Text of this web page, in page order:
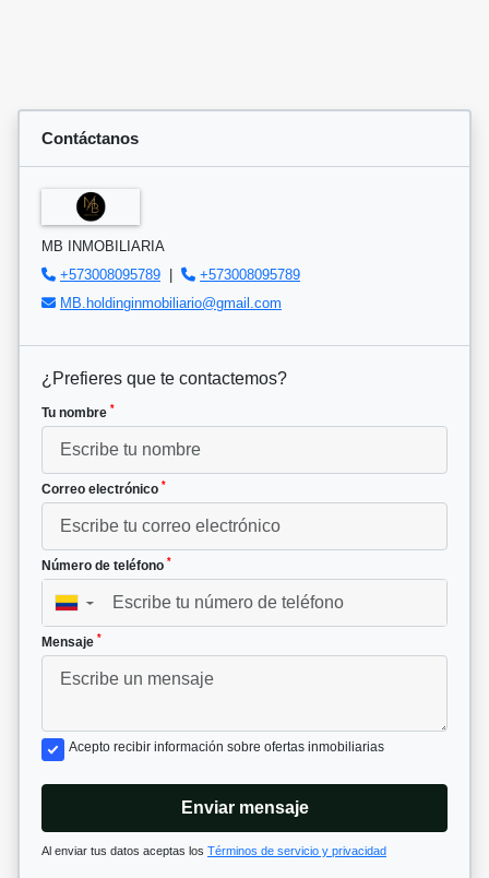
Contáctanos
MB INMOBILIARIA
+573008095789 |
+573008095789
MB.holdinginmobiliario@gmail.com
¿Prefieres que te contactemos?
Tu nombre *
Correo electrónico *
Número de teléfono *
▼
Mensaje *
Acepto recibir información sobre ofertas inmobiliarias
Enviar mensaje
Al enviar tus datos aceptas los Términos de servicio y privacidad